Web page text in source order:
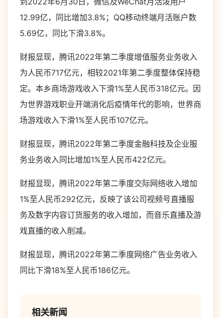
12.99亿，同比增加3.8%；QQ移动终端月活账户数
5.69亿，同比下滑3.8%。
财报显现，腾讯2022年第二季度增值服务业务收入
为人民币717亿元，相较2021年第二季度整体保持稳
定。本乡商场游戏收入下滑1%至人民币318亿元。因
为世界游戏职业开端消化后疫情年代的影响，世界商
场游戏收入下滑1%至人民币107亿元。
财报显现，腾讯2022年第二季度金融科技及企业服
务业务收入同比增加1%至人民币422亿元。
财报显现，腾讯2022年第二季度交际网络收入增加
1%至人民币292亿元，反映了该公司视频号直播服
务及数字内容订货服务的收入增加，而音乐直播及游
戏直播的收入削减。
财报显现，腾讯2022年第二季度网络广告业务收入
同比下滑18%至人民币186亿元。
相关新闻